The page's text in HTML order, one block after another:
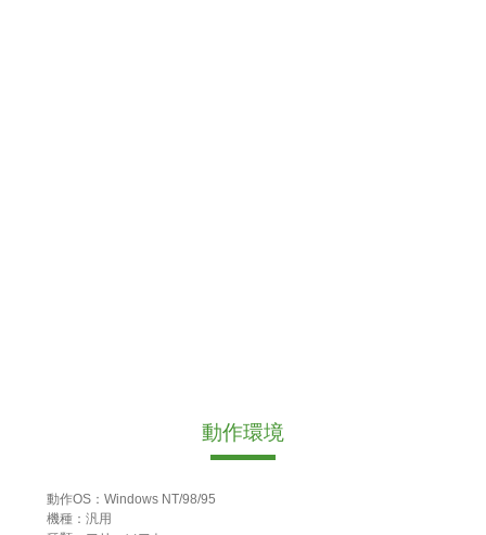
動作環境
動作OS：Windows NT/98/95
機種：汎用